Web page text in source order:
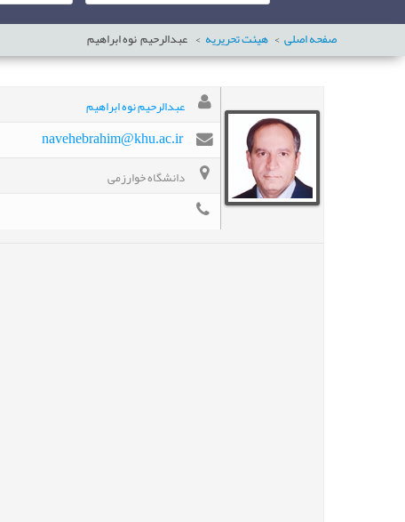
صفحه اصلی هیئت تحریریه عبدالرحیمنوه ابراهیم
عبدالرحیم نوه ابراهیم
navehebrahim@khu.ac.ir
دانشگاه خوارزمی